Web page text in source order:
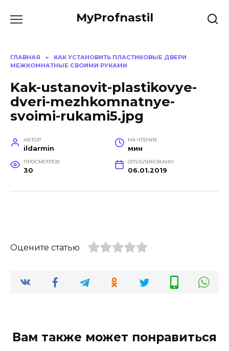
MyProfnastil
ГЛАВНАЯ »
КАК УСТАНОВИТЬ ПЛАСТИКОВЫЕ ДВЕРИ
МЕЖКОМНАТНЫЕ СВОИМИ РУКАМИ
Kak-ustanovit-plastikovye-
dveri-mezhkomnatnye-
svoimi-rukami5.jpg
АВТОР
ildarmin
НА ЧТЕНИЕ
мин
ПРОСМОТРОВ
30
ОПУБЛИКОВАНО
06.01.2019
Оцените статью
Вам также может понравиться